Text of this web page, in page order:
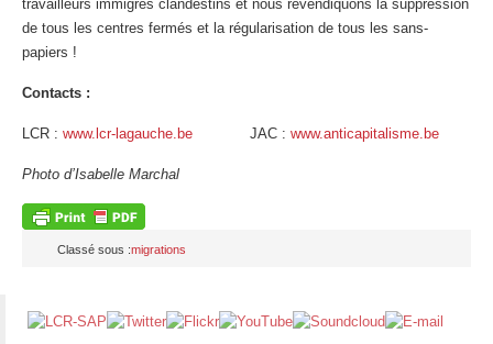
travailleurs immigrés clandestins et nous revendiquons la suppression
de tous les centres fermés et la régularisation de tous les sans-
papiers !
Contacts :
LCR : www.lcr-lagauche.be JAC : www.anticapitalisme.be
Photo d’Isabelle Marchal
Classé sous :migrations